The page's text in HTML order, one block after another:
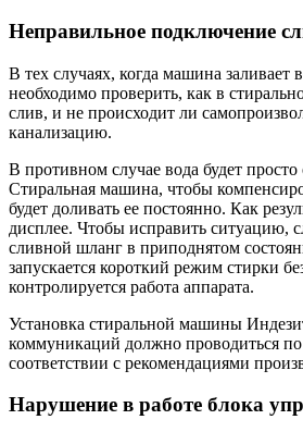
Неправильное подключение
В тех случаях, когда машина заливает
необходимо проверить, как в
слив, и не происходит ли
канализацию.
В противном случае вода будет просто
Стиральная машина, чтобы
будет доливать ее постоянно. Как
дисплее. Чтобы исправить ситуацию,
сливной шланг в приподнятом
запускается короткий режим стирки
контролируется работа аппарата.
Установка стиральной машины
коммуникаций должно проводиться
соответствии с рекомендациями
Нарушение в работе блока